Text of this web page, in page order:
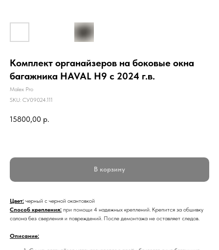
Комплект органайзеров на боковые окна
багажника HAVAL H9 с 2024 г.в.
Malex Pro
SKU: СУ09024.111
15800,00 р.
В корзину
Цвет: черный с черной окантовкой
Способ крепления: при помощи 4 надежных креплений. Крепится за обшивку
салона без сверления и повреждений. После демонтажа не оставляет следов.
Описание: